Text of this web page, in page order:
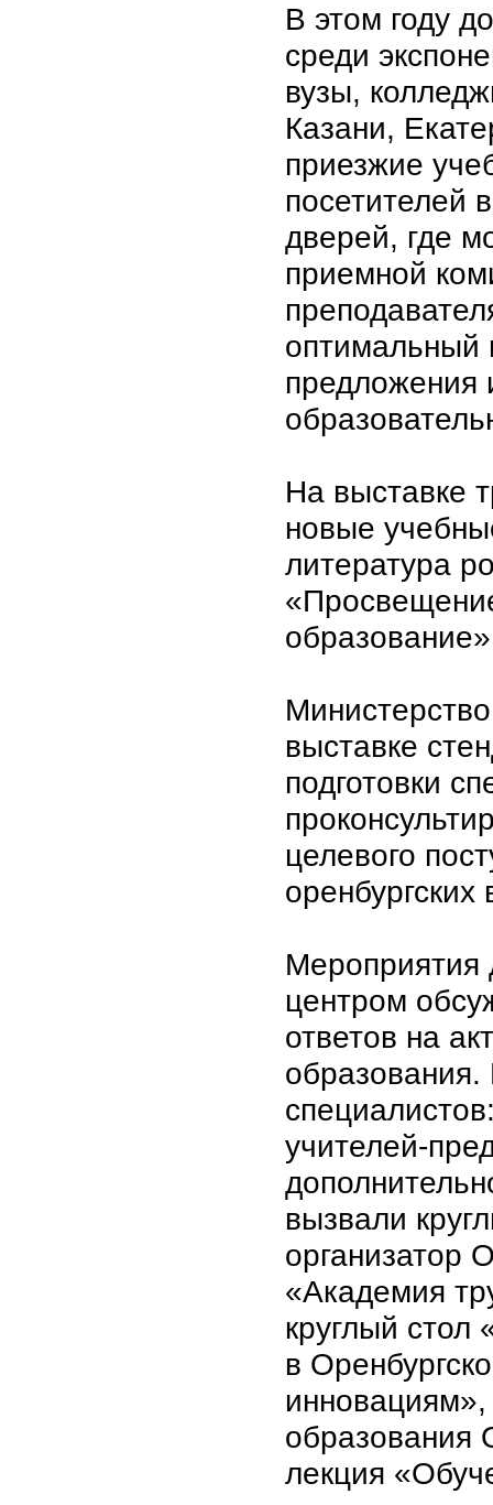
В этом году
среди
вузы,
Казани,
приезжие
посетителей
дверей, где
приемной
оптимальный
предложения
На выставке
новые
литература
выставке
подготовки
целевого
Мероприятия
центром
ответов на
учителей-
вызвали
организатор
«Академия
круглый стол
в
инновациям»,
образования
лекция